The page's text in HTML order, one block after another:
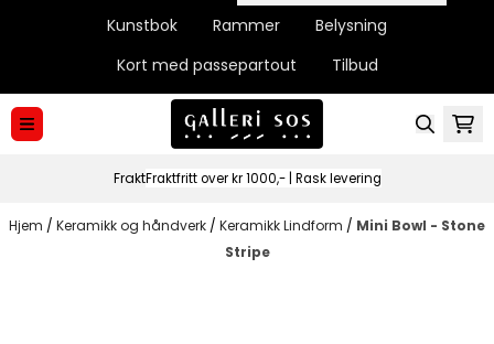
Kunstbok
Rammer
Belysning
Kort med passepartout
Tilbud
FraktFraktfritt over kr 1000,- | Rask levering
Hjem / Keramikk og håndverk / Keramikk Lindform / Mini Bowl - Stone
Stripe